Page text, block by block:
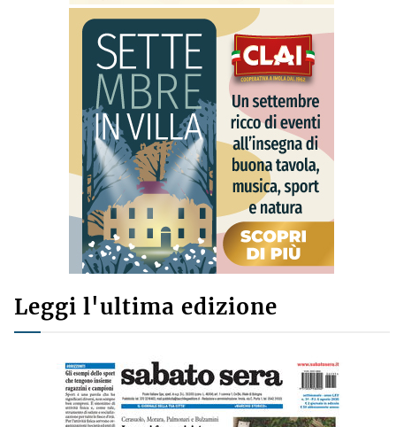
Leggi l'ultima edizione